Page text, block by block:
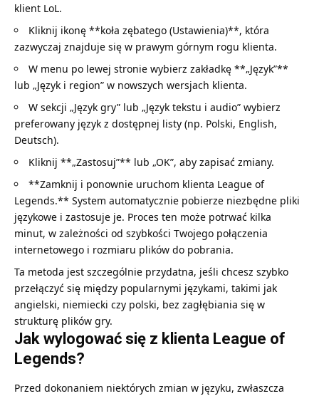
klient LoL.
Kliknij ikonę **koła zębatego (Ustawienia)**, która
zazwyczaj znajduje się w prawym górnym rogu klienta.
W menu po lewej stronie wybierz zakładkę **„Język”**
lub „Język i region” w nowszych wersjach klienta.
W sekcji „Język gry” lub „Język tekstu i audio” wybierz
preferowany język z dostępnej listy (np. Polski, English,
Deutsch).
Kliknij **„Zastosuj”** lub „OK”, aby zapisać zmiany.
**Zamknij i ponownie uruchom klienta League of
Legends.** System automatycznie pobierze niezbędne pliki
językowe i zastosuje je. Proces ten może potrwać kilka
minut, w zależności od szybkości Twojego połączenia
internetowego i rozmiaru plików do pobrania.
Ta metoda jest szczególnie przydatna, jeśli chcesz szybko
przełączyć się między popularnymi językami, takimi jak
angielski, niemiecki czy polski, bez zagłębiania się w
strukturę plików gry.
Jak wylogować się z klienta League of
Legends?
Przed dokonaniem niektórych zmian w języku, zwłaszcza